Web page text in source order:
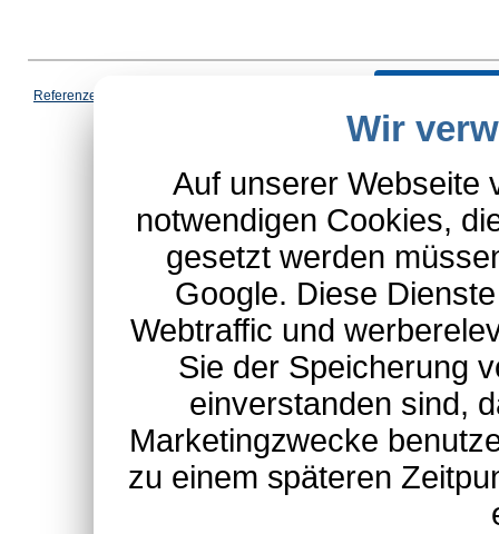
Referenzen
*Schulte-Hauptkatalog,
Wir
Auf unserer Webseite
notwendigen Cookies,
gesetzt werden
Google. Diese
Webtraffic und
Sie der Speicherung
einverstanden sind,
Marketingzwecke
zu einem späteren